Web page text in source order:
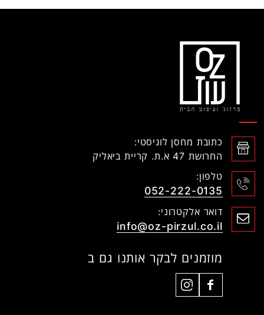
כתובת מחסן לוגיסטי:
החרושת 47 א.ת. קריית ביאליק
טלפון:
052-222-0135
דואר אלקטרוני:
info@oz-pirzul.co.il
מוזמנים לבקר אותנו גם ב